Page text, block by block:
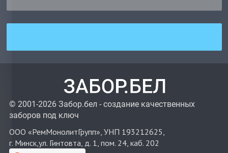
© 2001-2026 Забор.бел - создание качественных
заборов под ключ
ООО «РемМонолитГрупп», УНП 193212625,
г. Минск,ул. Гинтовта, д. 1, пом. 24, каб. 202